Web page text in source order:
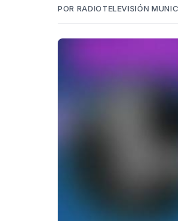
POR RADIOTELEVISIÓN